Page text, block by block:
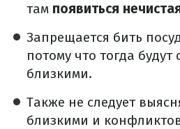
там появиться
Запрещается бить
потому что тогда
близкими.
Также не следует
близкими и